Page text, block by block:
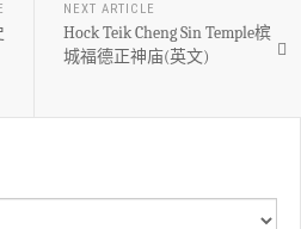
NEXT ARTICLE
Hock Teik Cheng Sin Temple槟
城福德正神庙(英文)